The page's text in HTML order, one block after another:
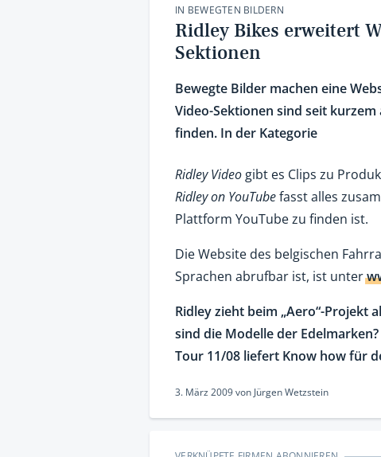
IN BEWEGTEN BILDERN
Ridley Bikes erweitert
Sektionen
Bewegte Bilder machen eine
Video-Sektionen sind seit
finden. In der Kategorie
Ridley Video gibt es Clips zu
Ridley on YouTubefasst alles
Plattform YouTube zu finden ist.
Die Website des belgischen
Sprachen abrufbar ist, ist unter
Ridley zieht beim „Aero“-Projekt
sind die Modelle der Edelmarken?
Tour 11/08 liefert Know how für
3. März 2009von Jürgen Wetzstein